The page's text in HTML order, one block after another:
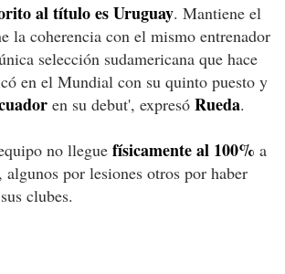
al título es Uruguay. Mantiene el
la coherencia con el mismo entrenador
selección sudamericana que hace
en el Mundial con su quinto puesto y
en su debut', expresó Rueda.
no llegue físicamente al 100% a
por lesiones otros por haber
clubes.